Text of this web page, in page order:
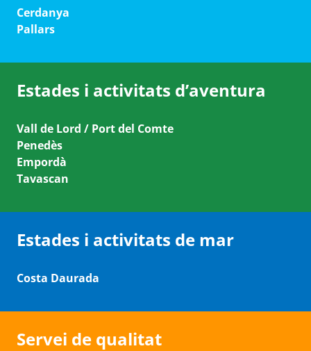
Cerdanya
Pallars
Estades i activitats d’aventura
Vall de Lord / Port del Comte
Penedès
Empordà
Tavascan
Estades i activitats de mar
Costa Daurada
Servei de qualitat